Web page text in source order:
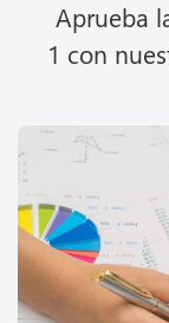
Aprueba
1 con